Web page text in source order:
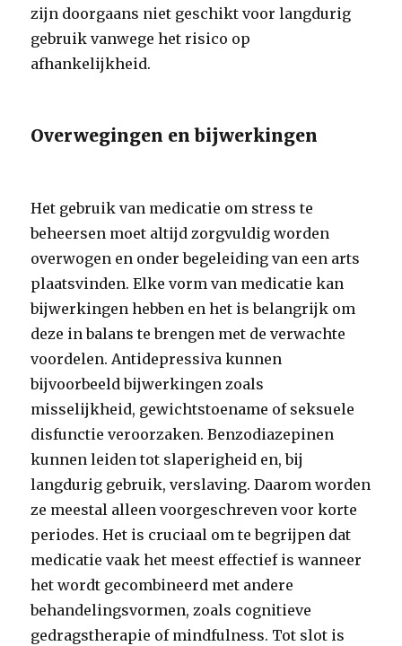
zijn doorgaans niet geschikt voor langdurig
gebruik vanwege het risico op
afhankelijkheid.
Overwegingen en bijwerkingen
Het gebruik van medicatie om stress te
beheersen moet altijd zorgvuldig worden
overwogen en onder begeleiding van een arts
plaatsvinden. Elke vorm van medicatie kan
bijwerkingen hebben en het is belangrijk om
deze in balans te brengen met de verwachte
voordelen. Antidepressiva kunnen
bijvoorbeeld bijwerkingen zoals
misselijkheid, gewichtstoename of seksuele
disfunctie veroorzaken. Benzodiazepinen
kunnen leiden tot slaperigheid en, bij
langdurig gebruik, verslaving. Daarom worden
ze meestal alleen voorgeschreven voor korte
periodes. Het is cruciaal om te begrijpen dat
medicatie vaak het meest effectief is wanneer
het wordt gecombineerd met andere
behandelingsvormen, zoals cognitieve
gedragstherapie of mindfulness. Tot slot is